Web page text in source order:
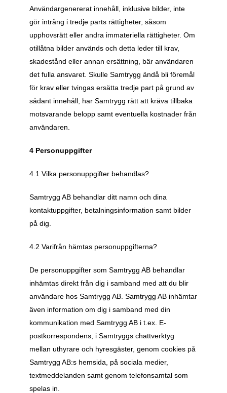
Användargenererat innehåll, inklusive bilder, inte
gör intrång i tredje parts rättigheter, såsom
upphovsrätt eller andra immateriella rättigheter. Om
otillåtna bilder används och detta leder till krav,
skadestånd eller annan ersättning, bär användaren
det fulla ansvaret. Skulle Samtrygg ändå bli föremål
för krav eller tvingas ersätta tredje part på grund av
sådant innehåll, har Samtrygg rätt att kräva tillbaka
motsvarande belopp samt eventuella kostnader från
användaren.
4 Personuppgifter
4.1 Vilka personuppgifter behandlas?
Samtrygg AB behandlar ditt namn och dina
kontaktuppgifter, betalningsinformation samt bilder
på dig.
4.2 Varifrån hämtas personuppgifterna?
De personuppgifter som Samtrygg AB behandlar
inhämtas direkt från dig i samband med att du blir
användare hos Samtrygg AB. Samtrygg AB inhämtar
även information om dig i samband med din
kommunikation med Samtrygg AB i t.ex. E-
postkorrespondens, i Samtryggs chattverktyg
mellan uthyrare och hyresgäster, genom cookies på
Samtrygg AB:s hemsida, på sociala medier,
textmeddelanden samt genom telefonsamtal som
spelas in.